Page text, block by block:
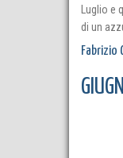
Luglio
di un
Fabrizio